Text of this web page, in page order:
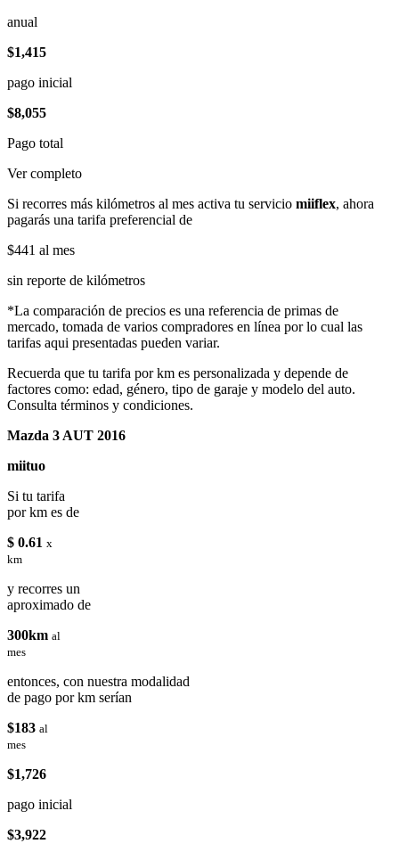
anual
$1,415
pago inicial
$8,055
Pago total
Ver completo
Si recorres más kilómetros al mes activa tu servicio miiflex, ahora
pagarás una tarifa preferencial de
$441 al mes
sin reporte de kilómetros
*La comparación de precios es una referencia de primas de
mercado, tomada de varios compradores en línea por lo cual las
tarifas aqui presentadas pueden variar.
Recuerda que tu tarifa por km es personalizada y depende de
factores como: edad, género, tipo de garaje y modelo del auto.
Consulta términos y condiciones.
Mazda 3 AUT 2016
miituo
Si tu tarifa
por km es de
$ 0.61 x
km
y recorres un
aproximado de
300km al
mes
entonces, con nuestra modalidad
de pago por km serían
$183 al
mes
$1,726
pago inicial
$3,922